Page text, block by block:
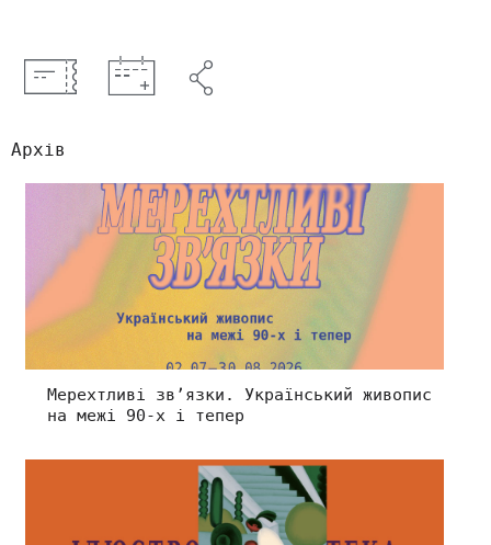
Архів
Мерехтливі зв’язки. Український живопис
на межі 90-х і тепер